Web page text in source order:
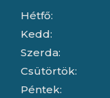
Hétfő:
Kedd:
Szerda:
Csütörtök:
Péntek: